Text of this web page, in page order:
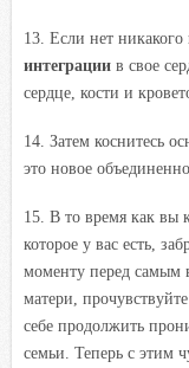
13. Если нет
интеграции в свое
сердце, кости и
14. Затем коснитесь
это новое
15. В то время как вы
которое у вас есть,
моменту перед самым
матери,
себе продолжить
семьи. Теперь с этим